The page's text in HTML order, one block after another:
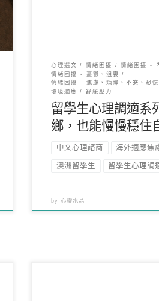
心理選文 情緒困擾
情緒困擾 -
情緒困擾 - 憂鬱、沮喪
情緒困擾 - 焦慮、煩躁、不安、恐慌
環境適應
舒緩壓力
留學生心理調適系
鄉，也能慢慢穩住
中文心理諮商 海外適應焦
澳洲留學生 留學生心理調
by心靈水晶